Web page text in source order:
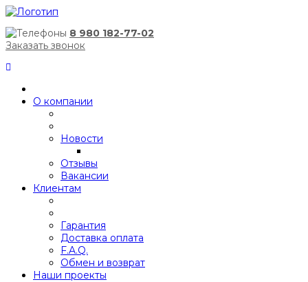
8 980 182-77-02
Заказать звонок
О компании
Новости
Отзывы
Вакансии
Клиентам
Гарантия
Доставка оплата
F.A.Q.
Обмен и возврат
Наши проекты